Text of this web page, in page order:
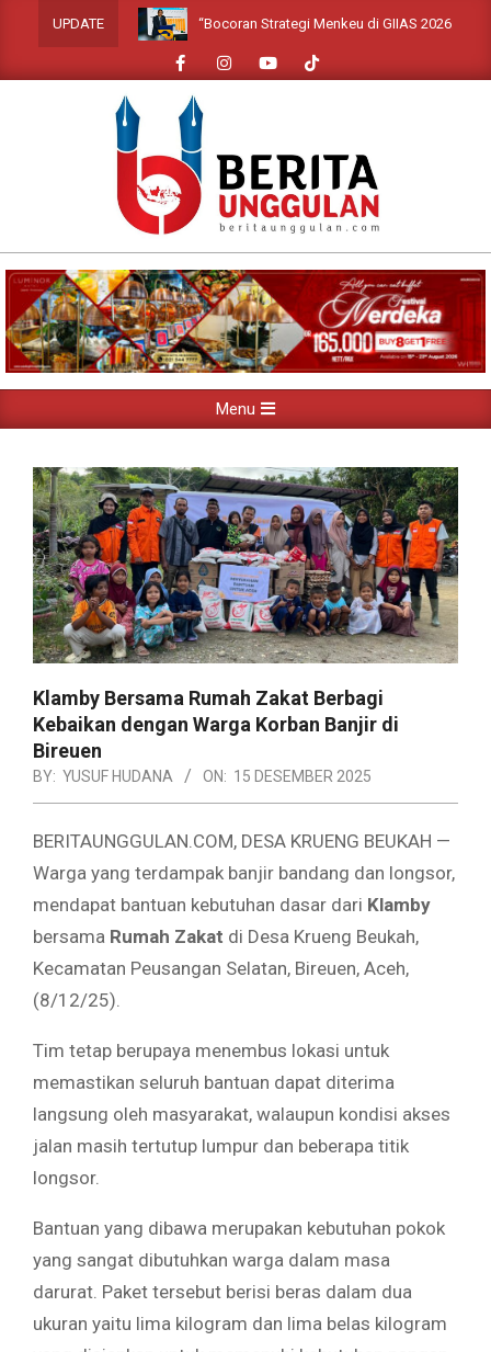
UPDATE “Bocoran Strategi Menkeu di GIIAS 2026: Siap
Navigation
Menu
Klamby Bersama Rumah Zakat Berbagi
Kebaikan dengan Warga Korban Banjir di
Bireuen
BY: YUSUF HUDANA ON: 15 DESEMBER 2025
BERITAUNGGULAN.COM, DESA KRUENG BEUKAH —
Warga yang terdampak banjir bandang dan longsor,
mendapat bantuan kebutuhan dasar dari Klamby
bersama Rumah Zakat di Desa Krueng Beukah,
Kecamatan Peusangan Selatan, Bireuen, Aceh,
(8/12/25).
Tim tetap berupaya menembus lokasi untuk
memastikan seluruh bantuan dapat diterima
langsung oleh masyarakat, walaupun kondisi akses
jalan masih tertutup lumpur dan beberapa titik
longsor.
Bantuan yang dibawa merupakan kebutuhan pokok
yang sangat dibutuhkan warga dalam masa
darurat. Paket tersebut berisi beras dalam dua
ukuran yaitu lima kilogram dan lima belas kilogram